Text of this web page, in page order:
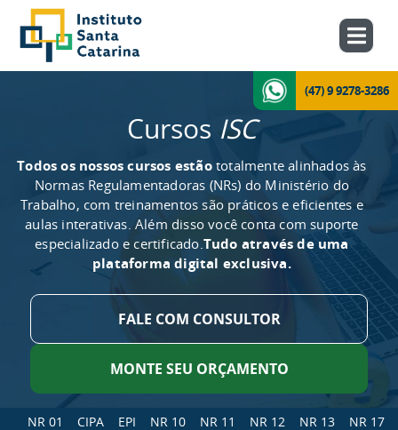
(47) 9 9278-3286
Cursos ISC
Todos os nossos cursos estãototalmente alinhados às
Normas Regulamentadoras (NRs) do Ministério do
Trabalho, com treinamentos são práticos e eficientes e
aulas interativas. Além disso você conta com suporte
especializado e certificado.Tudo através de uma
plataforma digital exclusiva.
FALE COM CONSULTOR
MONTE SEU ORÇAMENTO
NR 01 CIPA EPI NR 10 NR 11 NR 12 NR 13
NR 17